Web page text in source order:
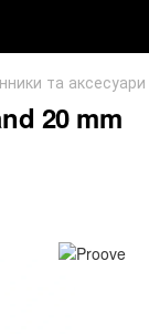
та
20 mm